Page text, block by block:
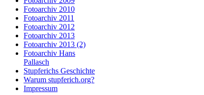
Fotoarchiv 2010
Fotoarchiv 2011
Fotoarchiv 2012
Fotoarchiv 2013
Fotoarchiv 2013 (2)
Fotoarchiv Hans
Pallasch
Stupferichs Geschichte
Warum stupferich.org?
Impressum